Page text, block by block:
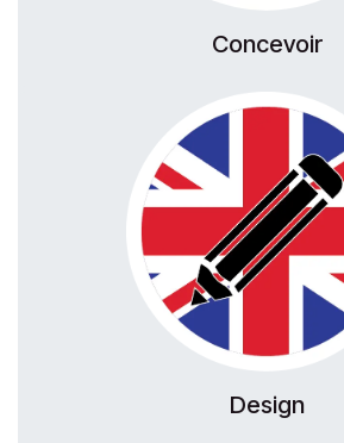
Concevoir
Design